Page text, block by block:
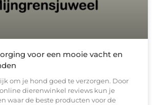
voor een mooie vacht en
om je hond goed te verzorgen. Door
dierenwinkel reviews kun je
waar de beste producten voor de